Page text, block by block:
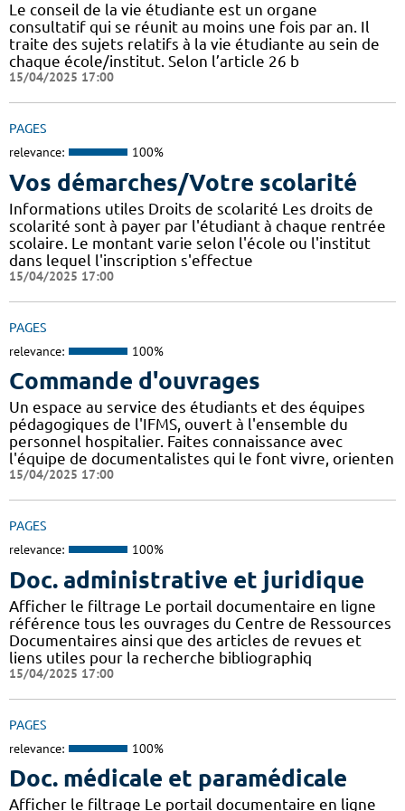
Le conseil de la vie étudiante est un organe
consultatif qui se réunit au moins une fois par an. Il
traite des sujets relatifs à la vie étudiante au sein de
chaque école/institut. Selon l’article 26 b
15/04/2025 17:00
PAGES
relevance: 100%
Vos démarches/Votre scolarité
Informations utiles Droits de scolarité Les droits de
scolarité sont à payer par l'étudiant à chaque rentrée
scolaire. Le montant varie selon l'école ou l'institut
dans lequel l'inscription s'effectue
15/04/2025 17:00
PAGES
relevance: 100%
Commande d'ouvrages
Un espace au service des étudiants et des équipes
pédagogiques de l'IFMS, ouvert à l'ensemble du
personnel hospitalier. Faites connaissance avec
l'équipe de documentalistes qui le font vivre, orienten
15/04/2025 17:00
PAGES
relevance: 100%
Doc. administrative et juridique
Afficher le filtrage Le portail documentaire en ligne
référence tous les ouvrages du Centre de Ressources
Documentaires ainsi que des articles de revues et
liens utiles pour la recherche bibliographiq
15/04/2025 17:00
PAGES
relevance: 100%
Doc. médicale et paramédicale
Afficher le filtrage Le portail documentaire en ligne